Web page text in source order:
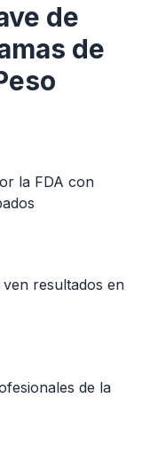
de
de
la FDA con
resultados en
de la